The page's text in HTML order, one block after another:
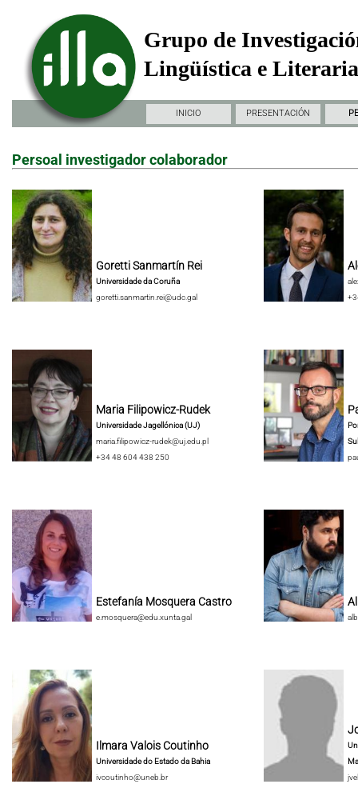
Grupo de
Lingüística e
INICIO PRESENTACIÓN
Persoal investigador colaborador
Goretti Sanmartín Rei
Universidade da Coruña
goretti.sanmartin.rei@udc.gal
Maria Filipowicz-Rudek
Universidade Jagellónica (UJ)
maria.filipowicz-rudek@uj.edu.pl
+34 48 604 438 250
Sul
Estefanía Mosquera Castro
e.mosquera@edu.xunta.gal
Ilmara Valois Coutinho
Universidade do Estado da Bahia
ivcoutinho@uneb.br